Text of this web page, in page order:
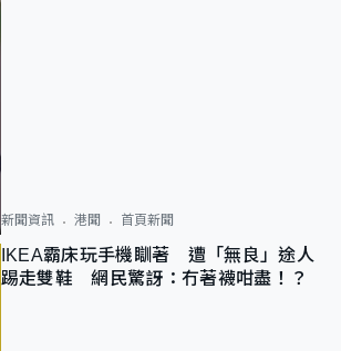
新聞資訊 港聞 首頁新聞
IKEA霸床玩手機瞓著 遭「無良」途人
踢走雙鞋 網民驚訝：冇著襪咁盡！？